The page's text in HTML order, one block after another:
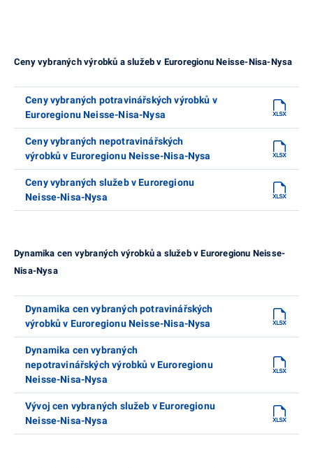
Ceny vybraných výrobků a služeb v Euroregionu Neisse-Nisa-Nysa
Ceny vybraných potravinářských výrobků v
Euroregionu Neisse-Nisa-Nysa
Ceny vybraných nepotravinářských
výrobků v Euroregionu Neisse-Nisa-Nysa
Ceny vybraných služeb v Euroregionu
Neisse-Nisa-Nysa
Dynamika cen vybraných výrobků a služeb v Euroregionu Neisse-
Nisa-Nysa
Dynamika cen vybraných potravinářských
výrobků v Euroregionu Neisse-Nisa-Nysa
Dynamika cen vybraných
nepotravinářských výrobků v Euroregionu
Neisse-Nisa-Nysa
Vývoj cen vybraných služeb v Euroregionu
Neisse-Nisa-Nysa